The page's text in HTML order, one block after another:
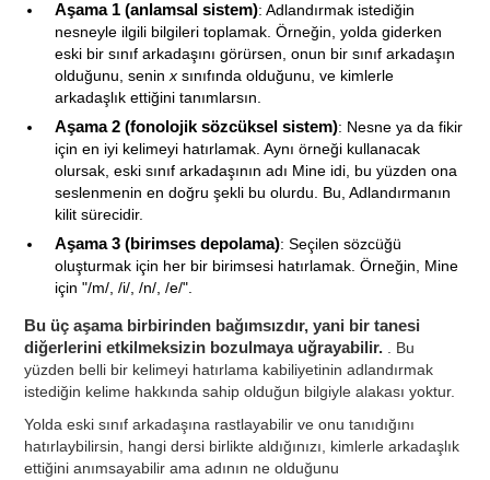
Aşama 1 (anlamsal sistem): Adlandırmak istediğin
nesneyle ilgili bilgileri toplamak. Örneğin, yolda giderken
eski bir sınıf arkadaşını görürsen, onun bir sınıf arkadaşın
olduğunu, seninx sınıfında olduğunu, ve kimlerle
arkadaşlık ettiğini tanımlarsın.
Aşama 2 (fonolojik sözcüksel sistem): Nesne ya da fikir
için en iyi kelimeyi hatırlamak. Aynı örneği kullanacak
olursak, eski sınıf arkadaşının adı Mine idi, bu yüzden ona
seslenmenin en doğru şekli bu olurdu. Bu, Adlandırmanın
kilit sürecidir.
Aşama 3 (birimses depolama): Seçilen sözcüğü
oluşturmak için her bir birimsesi hatırlamak. Örneğin, Mine
için "/m/, /i/, /n/, /e/".
Bu üç aşama birbirinden bağımsızdır, yani bir tanesi
diğerlerini etkilmeksizin bozulmaya uğrayabilir.
. Bu
yüzden belli bir kelimeyi hatırlama kabiliyetinin adlandırmak
istediğin kelime hakkında sahip olduğun bilgiyle alakası yoktur.
Yolda eski sınıf arkadaşına rastlayabilir ve onu tanıdığını
hatırlaybilirsin, hangi dersi birlikte aldığınızı, kimlerle arkadaşlık
ettiğini anımsayabilir ama adının ne olduğunu